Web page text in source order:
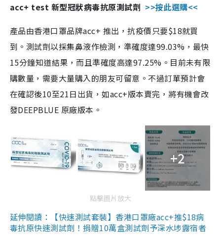
acc+ test 新型冠狀病毒抗原測試劑 >>按此選購<<
產品由香港口罩品牌acc+ 推出，抗疫價只要$18就買
到。測試劑以採集鼻液作檢測，準確度達99.03%，最快
15分鐘知道結果，而且準確度高達97.25%。目前未有限
購數量，需要大量購入的朋友可留意。不過訂單預計會
在確認後10至21日出貨，如acc+版本賣完，將有機會改
發DEEPBLUE 原廠版本。
+2
點擊圖片放大
延伸閱讀：【快速測試套裝】香港口罩廠acc+推$18病
毒抗原快速測試劑！捐贈10萬盒測試劑予深水埗露宿者